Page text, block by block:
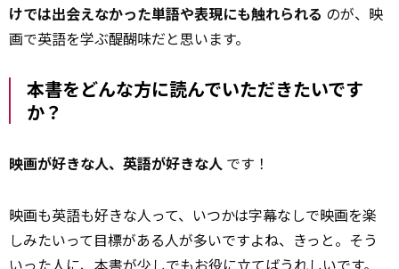
けでは出会えなかった単語や表現にも触れられる のが、映
画で英語を学ぶ醍醐味だと思います。
――本書をどんな方に読んでいただきたいです
か？
映画が好きな人、英語が好きな人 です！
映画も英語も好きな人って、いつかは字幕なしで映画を楽
しみたいって目標がある人が多いですよね、きっと。そう
いった人に、本書が少しでもお役に立てばうれしいです。